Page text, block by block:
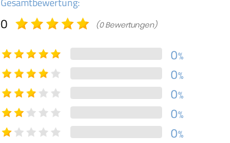
0 (0 Bewertungen)
0%
0%
0%
0%
0%